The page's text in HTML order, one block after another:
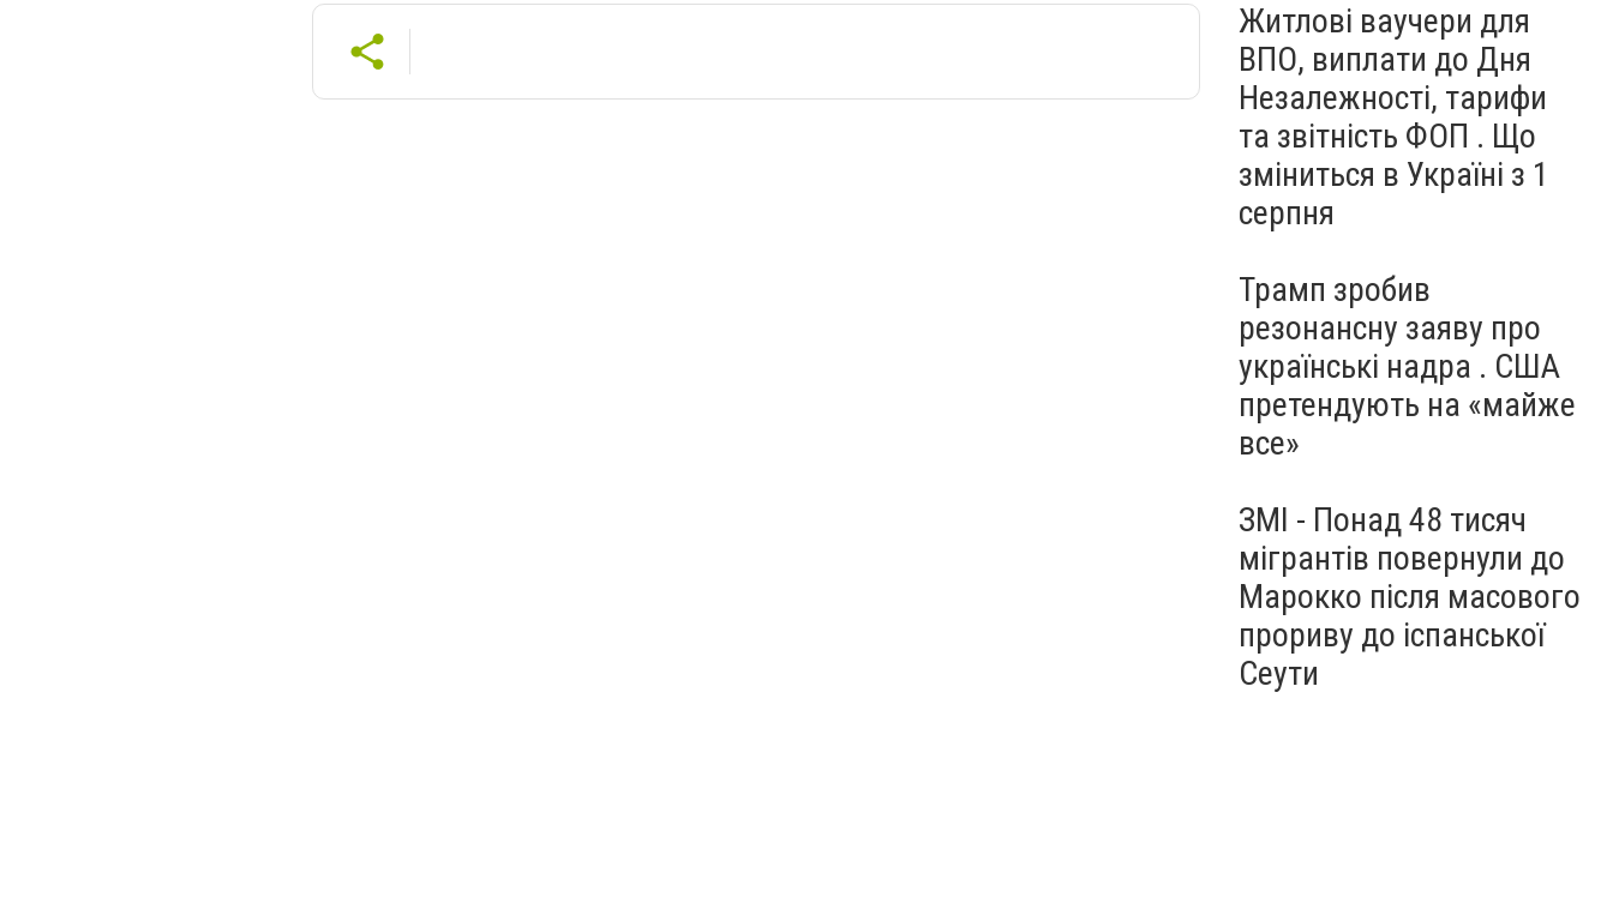
Житлові ваучери для
ВПО, виплати до Дня
Незалежності, тарифи
та звітність ФОП . Що
зміниться в Україні з 1
серпня
Трамп зробив
резонансну заяву про
українські надра . США
претендують на «майже
все»
ЗМІ - Понад 48 тисяч
мігрантів повернули до
Марокко після масового
прориву до іспанської
Сеути